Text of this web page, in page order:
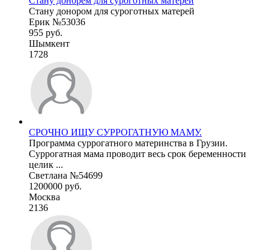
Стану донором для суроготных матерей
Ерик №53036
955 руб.
Шымкент
1728
СРОЧНО ИЩУ СУРРОГАТНУЮ МАМУ.
Программа суррогатного материнства в Грузии.
Суррогатная мама проводит весь срок беременности
целик ...
Светлана №54699
1200000 руб.
Москва
2136